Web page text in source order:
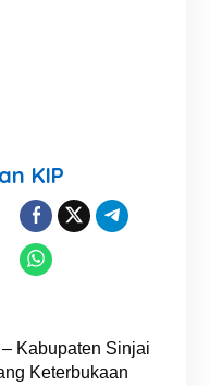
KIP
Kabupaten Sinjai
Keterbukaan